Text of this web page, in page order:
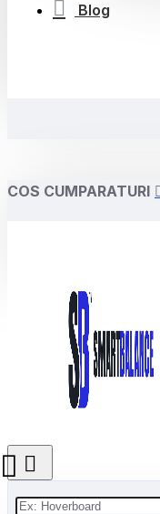
Blog
COS CUMPARATURI